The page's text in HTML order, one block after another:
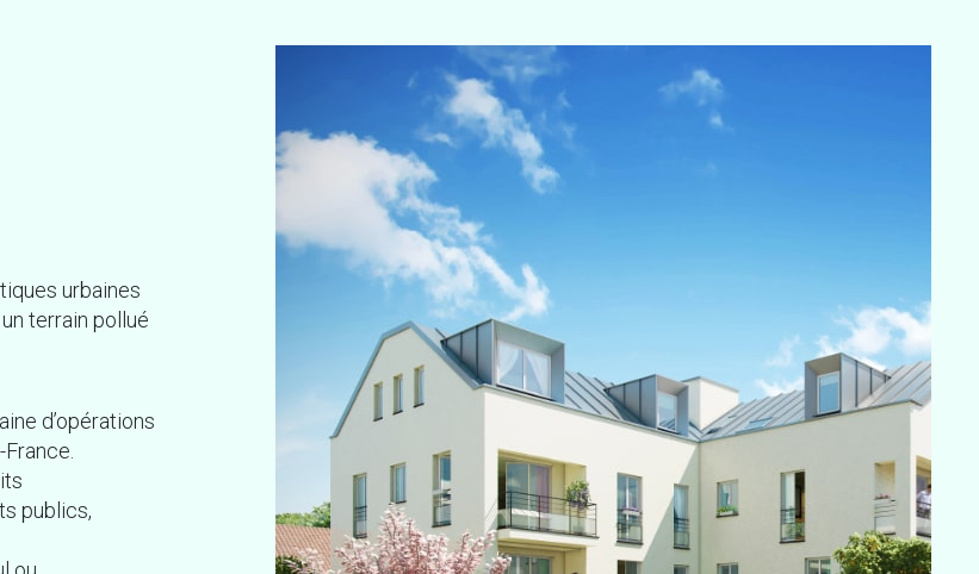
urbaines
terrain pollué
d’opérations
France
publics,